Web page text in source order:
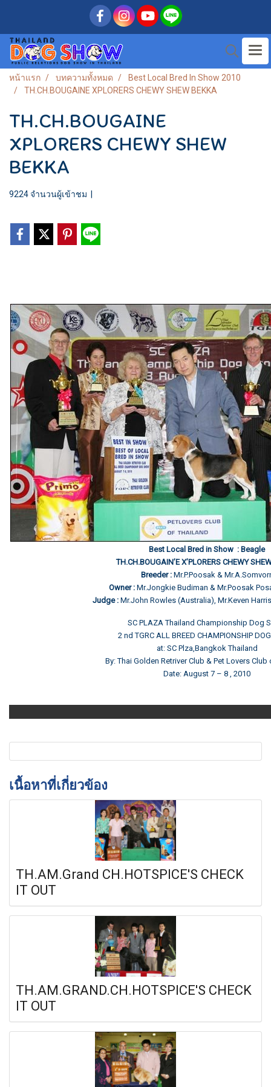
หน้าแรก บทความทั้งหมด
Best Local Bred In Show 2010
TH.CH.BOUGAINE XPLORERS CHEWY SHEW BEKKA
TH.CH.BOUGAINE
XPLORERS CHEWY SHEW
BEKKA
9224 จำนวนผู้เข้าชม
Best Local Bred in Show : Beagle
TH.CH.BOUGAIN’E X’PLORERS CHEWY
Breeder : Mr.P.Poosak &
Owner : Mr.Jongkie Budiman & Mr.Poosak
Judge : Mr.John Rowles (Australia), Mr.Keven Harris
SC PLAZA Thailand Championship Dog
2 nd TGRC ALL BREED CHAMPIONSHIP
at: SC Plza,Bangkok Thailand
By: Thai Golden Retriver Club & Pet Lovers
Date: August 7 – 8 , 2010
เนื้อหาที่เกี่ยวข้อง
TH.AM.Grand CH.HOTSPICE'S CHECK
IT OUT
TH.AM.GRAND.CH.HOTSPICE'S CHECK
IT OUT